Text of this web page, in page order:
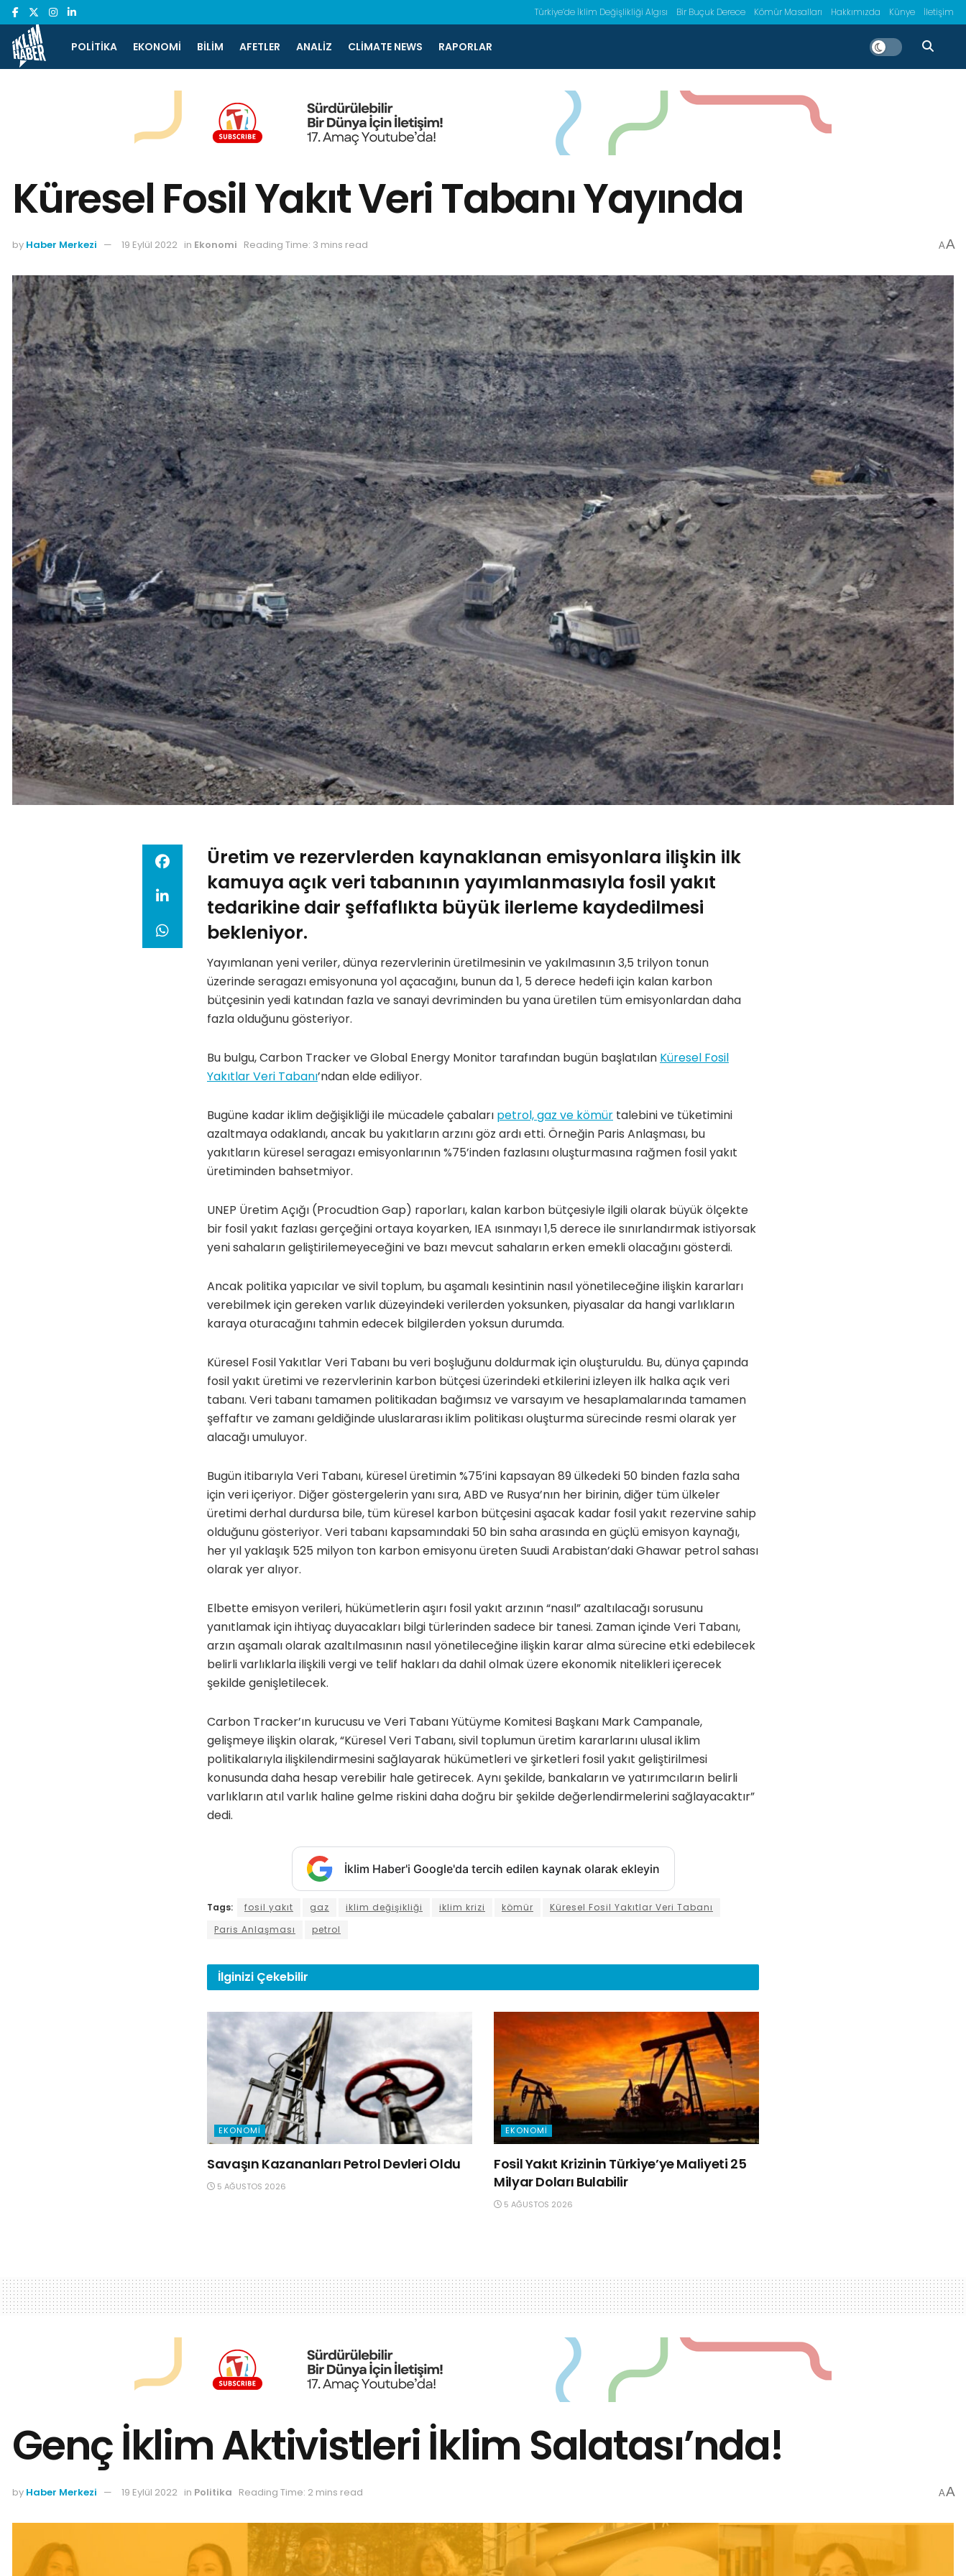
Türkiye’de İklim Değişlikliği Algısı Bir Buçuk Derece Kömür Masalları Hakkımızda Künye İletişim
POLITIKA EKONOMI BILIM AFETLER ANALIZ CLIMATE NEWS RAPORLAR
Küresel Fosil Yakıt Veri Tabanı Yayında
by Haber Merkezi 19 Eylül 2022 in Ekonomi Reading Time: 3 mins read AA
Üretim ve rezervlerden kaynaklanan emisyonlara ilişkin ilk
kamuya açık veri tabanının yayımlanmasıyla fosil yakıt
tedarikine dair şeffaflıkta büyük ilerleme kaydedilmesi
bekleniyor.
Yayımlanan yeni veriler, dünya rezervlerinin üretilmesinin ve yakılmasının 3,5 trilyon tonun
üzerinde seragazı emisyonuna yol açacağını, bunun da 1, 5 derece hedefi için kalan karbon
bütçesinin yedi katından fazla ve sanayi devriminden bu yana üretilen tüm emisyonlardan daha
fazla olduğunu gösteriyor.
Bu bulgu, Carbon Tracker ve Global Energy Monitor tarafından bugün başlatılan Küresel Fosil
Yakıtlar Veri Tabanı’ndan elde ediliyor.
Bugüne kadar iklim değişikliği ile mücadele çabaları petrol, gaz ve kömür talebini ve tüketimini
azaltmaya odaklandı, ancak bu yakıtların arzını göz ardı etti. Örneğin Paris Anlaşması, bu
yakıtların küresel seragazı emisyonlarının %75’inden fazlasını oluşturmasına rağmen fosil yakıt
üretiminden bahsetmiyor.
UNEP Üretim Açığı (Procudtion Gap) raporları, kalan karbon bütçesiyle ilgili olarak büyük ölçekte
bir fosil yakıt fazlası gerçeğini ortaya koyarken, IEA ısınmayı 1,5 derece ile sınırlandırmak istiyorsak
yeni sahaların geliştirilemeyeceğini ve bazı mevcut sahaların erken emekli olacağını gösterdi.
Ancak politika yapıcılar ve sivil toplum, bu aşamalı kesintinin nasıl yönetileceğine ilişkin kararları
verebilmek için gereken varlık düzeyindeki verilerden yoksunken, piyasalar da hangi varlıkların
karaya oturacağını tahmin edecek bilgilerden yoksun durumda.
Küresel Fosil Yakıtlar Veri Tabanı bu veri boşluğunu doldurmak için oluşturuldu. Bu, dünya çapında
fosil yakıt üretimi ve rezervlerinin karbon bütçesi üzerindeki etkilerini izleyen ilk halka açık veri
tabanı. Veri tabanı tamamen politikadan bağımsız ve varsayım ve hesaplamalarında tamamen
şeffaftır ve zamanı geldiğinde uluslararası iklim politikası oluşturma sürecinde resmi olarak yer
alacağı umuluyor.
Bugün itibarıyla Veri Tabanı, küresel üretimin %75’ini kapsayan 89 ülkedeki 50 binden fazla saha
için veri içeriyor. Diğer göstergelerin yanı sıra, ABD ve Rusya’nın her birinin, diğer tüm ülkeler
üretimi derhal durdursa bile, tüm küresel karbon bütçesini aşacak kadar fosil yakıt rezervine sahip
olduğunu gösteriyor. Veri tabanı kapsamındaki 50 bin saha arasında en güçlü emisyon kaynağı,
her yıl yaklaşık 525 milyon ton karbon emisyonu üreten Suudi Arabistan’daki Ghawar petrol sahası
olarak yer alıyor.
Elbette emisyon verileri, hükümetlerin aşırı fosil yakıt arzının “nasıl” azaltılacağı sorusunu
yanıtlamak için ihtiyaç duyacakları bilgi türlerinden sadece bir tanesi. Zaman içinde Veri Tabanı,
arzın aşamalı olarak azaltılmasının nasıl yönetileceğine ilişkin karar alma sürecine etki edebilecek
belirli varlıklarla ilişkili vergi ve telif hakları da dahil olmak üzere ekonomik nitelikleri içerecek
şekilde genişletilecek.
Carbon Tracker’ın kurucusu ve Veri Tabanı Yütüyme Komitesi Başkanı Mark Campanale,
gelişmeye ilişkin olarak, “Küresel Veri Tabanı, sivil toplumun üretim kararlarını ulusal iklim
politikalarıyla ilişkilendirmesini sağlayarak hükümetleri ve şirketleri fosil yakıt geliştirilmesi
konusunda daha hesap verebilir hale getirecek. Aynı şekilde, bankaların ve yatırımcıların belirli
varlıkların atıl varlık haline gelme riskini daha doğru bir şekilde değerlendirmelerini sağlayacaktır”
dedi.
İklim Haber'i Google'da tercih edilen kaynak olarak ekleyin
Tags: fosil yakıt gaz iklim değişikliği iklim krizi kömür
Küresel Fosil Yakıtlar Veri Tabanı
Paris Anlaşması
petrol
İlginizi Çekebilir
EKONOMI
Savaşın Kazananları Petrol Devleri Oldu
5 AĞUSTOS 2026
EKONOMI
Fosil Yakıt Krizinin Türkiye’ye Maliyeti 25
Milyar Doları Bulabilir
5 AĞUSTOS 2026
Genç İklim Aktivistleri İklim Salatası’nda!
by Haber Merkezi 19 Eylül 2022 in Politika Reading Time: 2 mins read AA